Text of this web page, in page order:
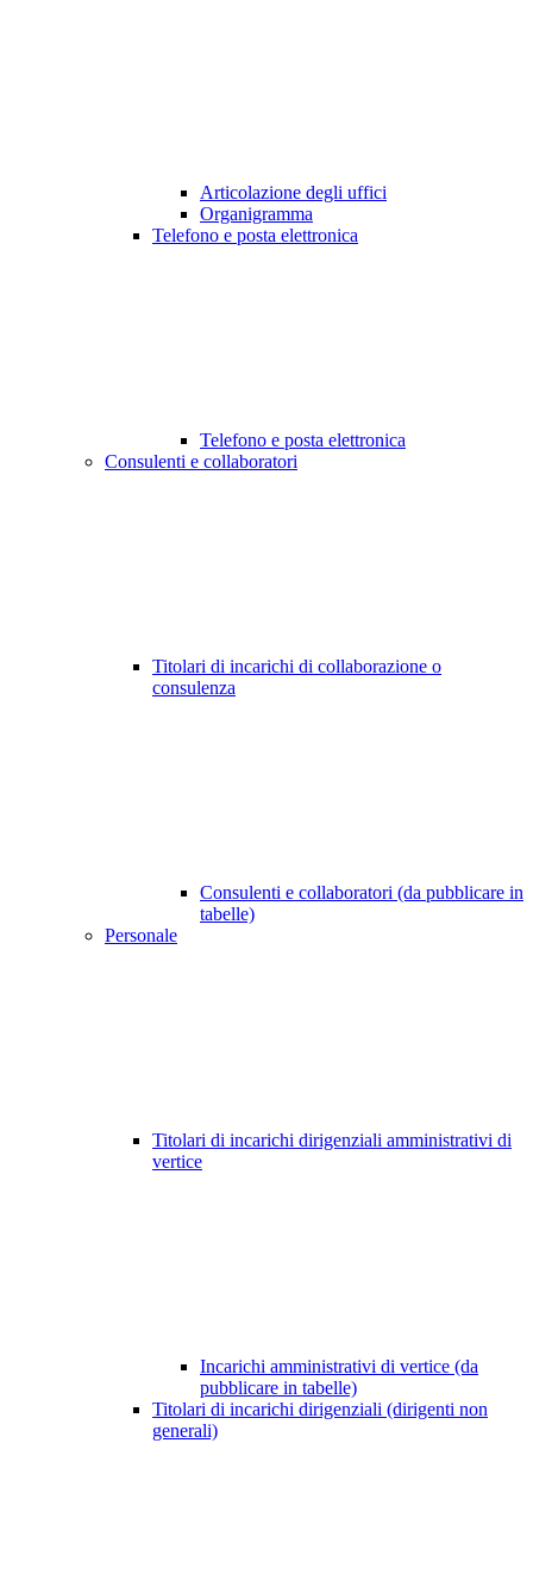
Articolazione degli uffici
Organigramma
Telefono e posta elettronica
Telefono e posta elettronica
Consulenti e collaboratori
Titolari di incarichi di collaborazione o
consulenza
Consulenti e collaboratori (da pubblicare in
tabelle)
Personale
Titolari di incarichi dirigenziali amministrativi di
vertice
Incarichi amministrativi di vertice (da
pubblicare in tabelle)
Titolari di incarichi dirigenziali (dirigenti non
generali)